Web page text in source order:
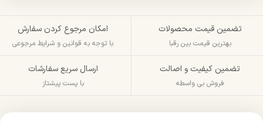
تضمین قیمت محصولات
بهترین قیمت بین رقبا
امکان مرجوع کردن سفارش
با توجه به قوانین و شرایط مرجوعی
تضمین کیفیت و اصالت
فروش بی واسطه
ارسال سریع سفارشات
با پست پیشتاز